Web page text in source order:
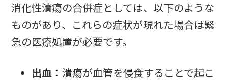
消化性潰瘍の合併症としては、以下のような
ものがあり、これらの症状が現れた場合は緊
急の医療処置が必要です。
出血 ：潰瘍が血管を侵食することで起こ